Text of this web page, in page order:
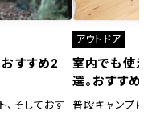
おすすめ2
そしておす
アウトドア
室内でも使え
選。おすすめ
普段キャンプに